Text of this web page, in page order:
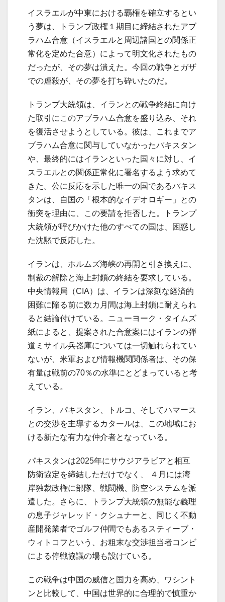
イスラエルが中東における覇権を確立するとい
う夢は、トランプ政権１期目に締結されたアブ
ラハム合意（イスラエルと周辺諸国との関係正
常化を定めた合意）によって明文化されたもの
だったが、その夢は潰えた。今回の戦争とガザ
での虐殺が、その夢を打ち砕いたのだ。
トランプ大統領は、イランとの戦争終結に向け
た取引にこのアブラハム合意を盛り込み、それ
を復活させようとしている。彼は、これまでア
ブラハム合意に関与していなかったパキスタン
や、最終的にはイランといった国々に対し、イ
スラエルとの関係正常化に署名するよう求めて
きた。公に反応を示した唯一の国であるパキス
タンは、自国の「根本的なイデオロギー」との
衝突を理由に、この要請を拒否した。トランプ
大統領が呼びかけた他のすべての国は、困惑し
た沈黙で反応した。
イランは、ホルムズ海峡の再開と引き換えに、
制裁の解除と海上封鎖の終結を要求している。
中央情報局（CIA）は、イランは深刻な経済的
困難に陥る前に数カ月間は海上封鎖に耐えられ
ると結論付けている。ニューヨーク・タイムズ
紙によると、提案された合意案にはイランの弾
道ミサイル兵器庫については一切触れられてい
ないが、米軍および情報機関関係者は、その保
有量は戦前の70％の水準にとどまっていると考
えている。
イラン、パキスタン、トルコ、そしてハマース
との交渉を主導するカタールは、この地域にお
ける新たな有力な仲介者となっている。
パキスタンは2025年にサウジアラビアと相互
防衛協定を締結しただけでなく、 ４月には湾
岸独裁政権に部隊、戦闘機、防空システムを派
遣した。さらに、トランプ大統領の無能な義理
の息子ジャレッド・クシュナーと、同じく不動
産開発業者でゴルフ仲間でもあるスティーブ・
ウィトコフという、お粗末な交渉担当者コンビ
による停戦協議の場も設けている。
この戦争は中国の威信と国力を高め、ワシント
ンと比較して、中国は世界的に合理的で慎重か